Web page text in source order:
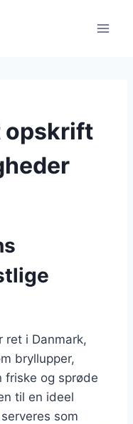
opskrift
ret i Danmark,
bryllupper,
friske og sprøde
til en ideel
som